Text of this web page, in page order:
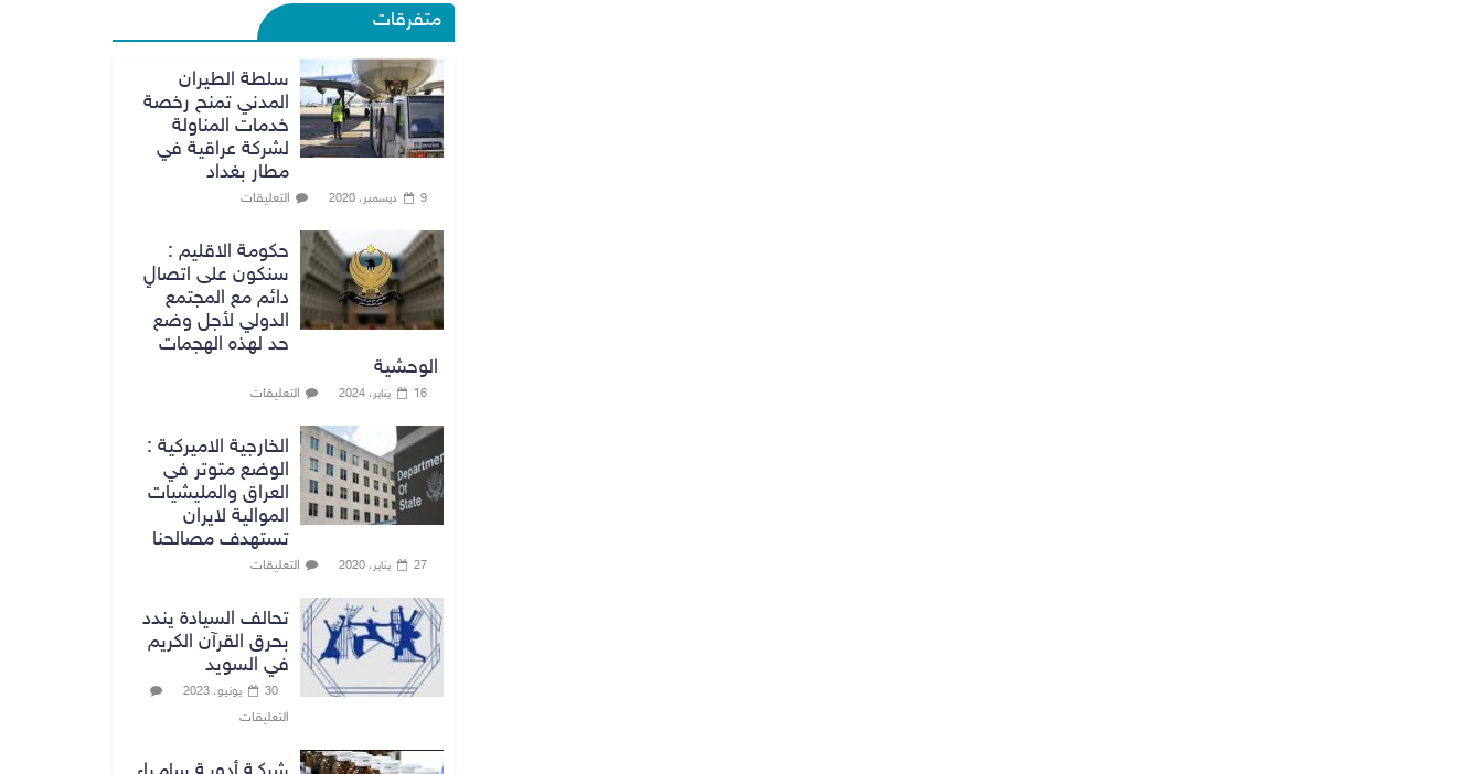
متفرقات
سلطة الطيران
المدني تمنح رخصة
خدمات المناولة
لشركة عراقية في
مطار بغداد
9 ديسمبر، 2020 التعليقات
حكومة الاقليم :
سنكون على اتصالٍ
دائم مع المجتمع
الدولي لأجل وضع
حد لهذه الهجمات
الوحشية
16 يناير، 2024 التعليقات
الخارجية الاميركية :
الوضع متوتر في
العراق والمليشيات
الموالية لايران
تستهدف مصالحنا
27 يناير، 2020 التعليقات
تحالف السيادة يندد
بحرق القرآن الكريم
في السويد
30 يونيو، 2023
التعليقات